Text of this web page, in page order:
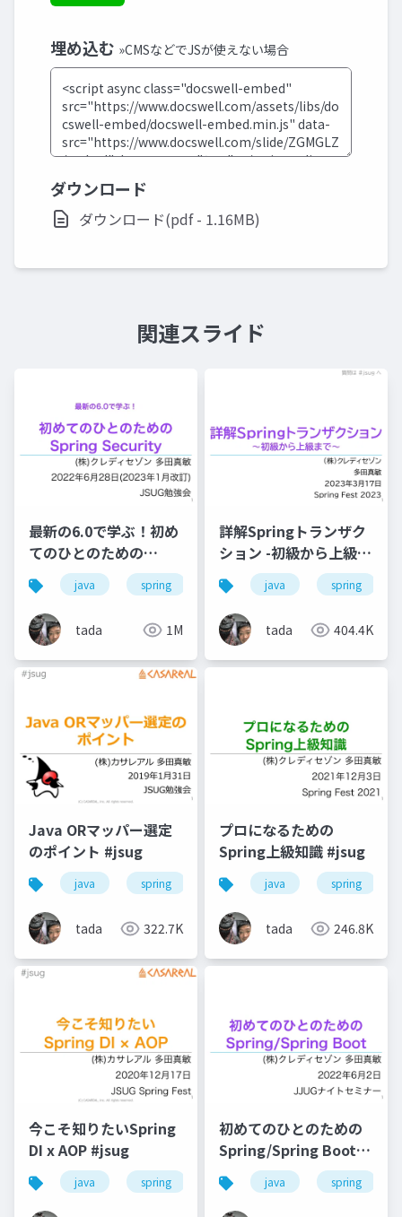
埋め込む »CMSなどでJSが使えない場合
ダウンロード
ダウンロード(pdf - 1.16MB)
関連スライド
最新の6.0で学ぶ！初め
てのひとのための
Spring Security
java spring security
tada 1M
詳解Springトランザク
ション -初級から上級ま
で- #jsug
java spring
tada 404.4K
Java ORマッパー選定
のポイント #jsug
java spring
tada 322.7K
プロになるための
Spring上級知識 #jsug
java spring
tada 246.8K
今こそ知りたいSpring
DI x AOP #jsug
java spring
初めてのひとのための
Spring/Spring Boot
#jjug
java spring